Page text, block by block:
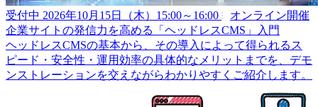
受付中 2026年10月15日（木）15:00～16:00
オンライン開催
企業サイトの発信力を高める「ヘッドレスCMS」入門
ヘッドレスCMSの基本から、その導入によって得られるス
ピード・安全性・運用効率の具体的なメリットまでを、デモ
ンストレーションを交えながらわかりやすくご紹介します。